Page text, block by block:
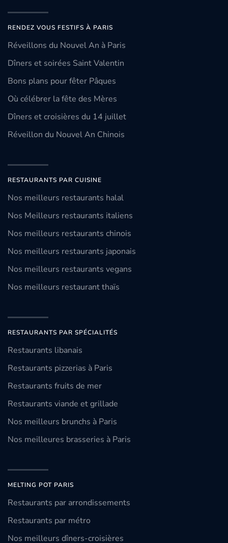
RENDEZ VOUS FESTIFS À PARIS
Réveillons du Nouvel An à Paris
Dîners et soirées Saint Valentin
Bons plans pour fêter Pâques
Où célébrer la fête des Mères
Dîners et croisières du 14 juillet
Réveillon du Nouvel An Chinois
RESTAURANTS PAR CUISINE
Nos meilleurs restaurants halal
Nos Meilleurs restaurants italiens
Nos meilleurs restaurants chinois
Nos meilleurs restaurants japonais
Nos meilleurs restaurants vegans
Nos meilleurs restaurant thaïs
RESTAURANTS PAR SPÉCIALITÉS
Restaurants libanais
Restaurants pizzerias à Paris
Restaurants fruits de mer
Restaurants viande et grillade
Nos meilleurs brunchs à Paris
Nos meilleures brasseries à Paris
MELTING POT PARIS
Restaurants par arrondissements
Restaurants par métro
Nos meilleurs dîners-croisières